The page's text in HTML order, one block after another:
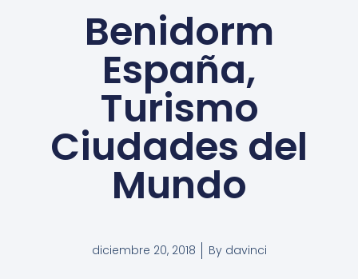
Benidorm
España,
Turismo
Ciudades del
Mundo
diciembre 20, 2018 Bydavinci